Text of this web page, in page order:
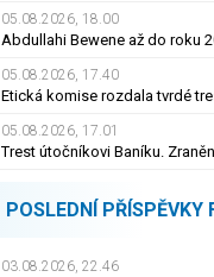
05.08.2026, 18.00
Abdullahi Bewene až do roku
05.08.2026, 17.40
05.08.2026, 17.01
POSLEDNÍ PŘÍSPĚVKY
03.08.2026, 22.46